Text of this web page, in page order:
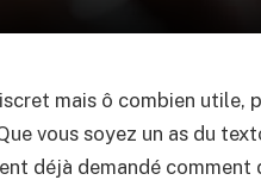
mais ô combien utile,
vous soyez un as du
déjà demandé